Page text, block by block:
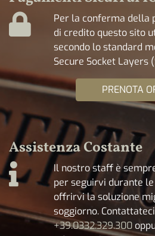
Per la conferma della
di credito questo sito
secondo lo standard
Secure Socket Layers
PRENOTA
Assistenza Costante
Il nostro staff è
per seguirvi durante
offrirvi la soluzione
soggiorno.
+39.0332.329.300